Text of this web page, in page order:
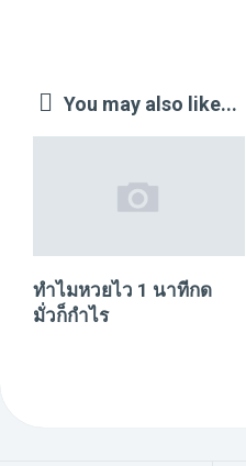
You may also like...
ทำไมหวยไว 1 นาทีกด
มั่วก็กำไร